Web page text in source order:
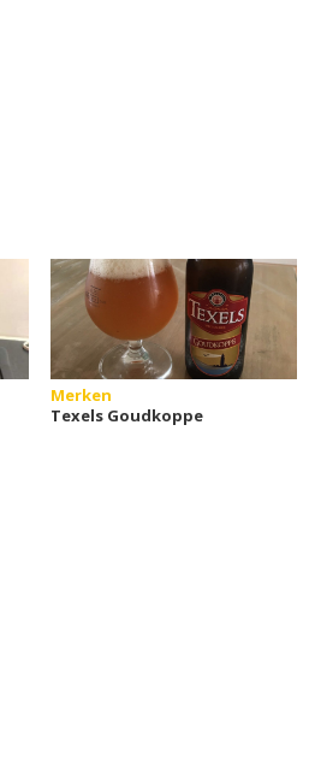
Merken
Texels Goudkoppe